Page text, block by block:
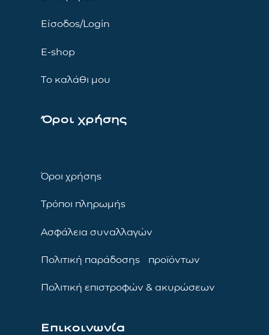
Είσοδος/Login
E-shop
Το καλάθι μου
Όροι χρήσης
Όροι χρήσης
Τρόποι πληρωμής
Ασφάλεια συναλλαγών
Πολιτική παράδοσης προϊόντων
Πολιτική επιστροφών & ακυρώσεων
Επικοινωνία